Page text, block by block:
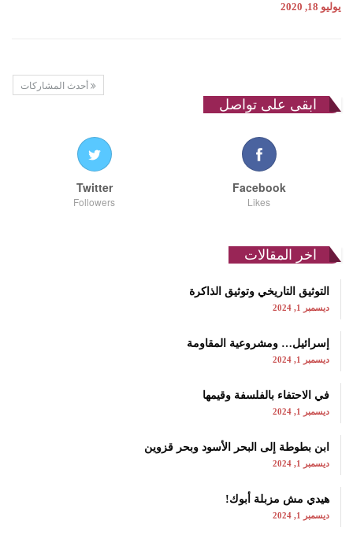
يوليو 18, 2020
أحدث المشاركات
ابقى على تواصل
Facebook
Likes
Twitter
Followers
اخر المقالات
التوثيق التاريخي وتوثيق الذاكرة
ديسمبر 1, 2024
إسرائيل… ومشروعية المقاومة
ديسمبر 1, 2024
في الاحتفاء بالفلسفة وقيمها
ديسمبر 1, 2024
ابن بطوطة إلى البحر الأسود وبحر قزوين
ديسمبر 1, 2024
هيدي مش مزبلة أبوك!
ديسمبر 1, 2024